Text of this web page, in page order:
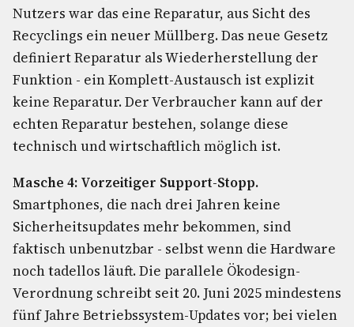
Nutzers war das eine Reparatur, aus Sicht des
Recyclings ein neuer Müllberg. Das neue Gesetz
definiert Reparatur als Wiederherstellung der
Funktion - ein Komplett-Austausch ist explizit
keine Reparatur. Der Verbraucher kann auf der
echten Reparatur bestehen, solange diese
technisch und wirtschaftlich möglich ist.
Masche 4: Vorzeitiger Support-Stopp.
Smartphones, die nach drei Jahren keine
Sicherheitsupdates mehr bekommen, sind
faktisch unbenutzbar - selbst wenn die Hardware
noch tadellos läuft. Die parallele Ökodesign-
Verordnung schreibt seit 20. Juni 2025 mindestens
fünf Jahre Betriebssystem-Updates vor; bei vielen